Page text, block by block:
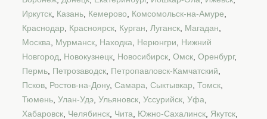
Иркутск Казань Кемерово Комсомольск-на-Амуре
Краснодар
Красноярск Курган Луганск Магадан
Москва
Мурманск Находка Нерюнгри
Нижний
Новгород
Новокузнецк Новосибирск Омск Оренбург,
Пермь Петрозаводск Петропавловск-Камчатский
Псков Ростов-на-Дону, Самара Сыктывкар Томск
Тюмень Улан-Удэ Ульяновск Уссурийск Уфа
Хабаровск Челябинск Чита Южно-Сахалинск Якутск